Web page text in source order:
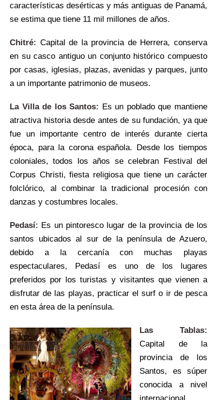
características desérticas y más antiguas de Panamá,
se estima que tiene 11 mil millones de años.
Chitré: Capital de la provincia de Herrera, conserva
en su casco antiguo un conjunto histórico compuesto
por casas, iglesias, plazas, avenidas y parques, junto
a un importante patrimonio de museos.
La Villa de los Santos: Es un poblado que mantiene
atractiva historia desde antes de su fundación, ya que
fue un importante centro de interés durante cierta
época, para la corona española. Desde los tiempos
coloniales, todos los años se celebran Festival del
Corpus Christi, fiesta religiosa que tiene un carácter
folclórico, al combinar la tradicional procesión con
danzas y costumbres locales.
Pedasí: Es un pintoresco lugar de la provincia de los
santos ubicados al sur de la península de Azuero,
debido a la cercanía con muchas playas
espectaculares, Pedasí es uno de los lugares
preferidos por los turistas y visitantes que vienen a
disfrutar de las playas, practicar el surf o ir de pesca
en esta área de la península.
Las Tablas:
Capital de la
provincia de los
Santos, es súper
conocida a nivel